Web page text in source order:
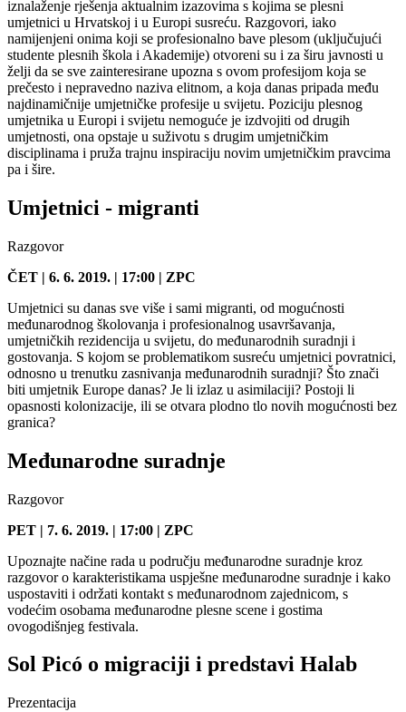
iznalaženje rješenja aktualnim izazovima s kojima se plesni
umjetnici u Hrvatskoj i u Europi susreću. Razgovori, iako
namijenjeni onima koji se profesionalno bave plesom (uključujući
studente plesnih škola i Akademije) otvoreni su i za širu javnosti u
želji da se sve zainteresirane upozna s ovom profesijom koja se
prečesto i nepravedno naziva elitnom, a koja danas pripada među
najdinamičnije umjetničke profesije u svijetu. Poziciju plesnog
umjetnika u Europi i svijetu nemoguće je izdvojiti od drugih
umjetnosti, ona opstaje u suživotu s drugim umjetničkim
disciplinama i pruža trajnu inspiraciju novim umjetničkim pravcima
pa i šire.
Umjetnici - migranti
Razgovor
ČET | 6. 6. 2019. | 17:00 | ZPC
Umjetnici su danas sve više i sami migranti, od mogućnosti
međunarodnog školovanja i profesionalnog usavršavanja,
umjetničkih rezidencija u svijetu, do međunarodnih suradnji i
gostovanja. S kojom se problematikom susreću umjetnici povratnici,
odnosno u trenutku zasnivanja međunarodnih suradnji? Što znači
biti umjetnik Europe danas? Je li izlaz u asimilaciji? Postoji li
opasnosti kolonizacije, ili se otvara plodno tlo novih mogućnosti bez
granica?
Međunarodne suradnje
Razgovor
PET | 7. 6. 2019. | 17:00 | ZPC
Upoznajte načine rada u području međunarodne suradnje kroz
razgovor o karakteristikama uspješne međunarodne suradnje i kako
uspostaviti i održati kontakt s međunarodnom zajednicom, s
vodećim osobama međunarodne plesne scene i gostima
ovogodišnjeg festivala.
Sol Picó o migraciji i predstavi Halab
Prezentacija